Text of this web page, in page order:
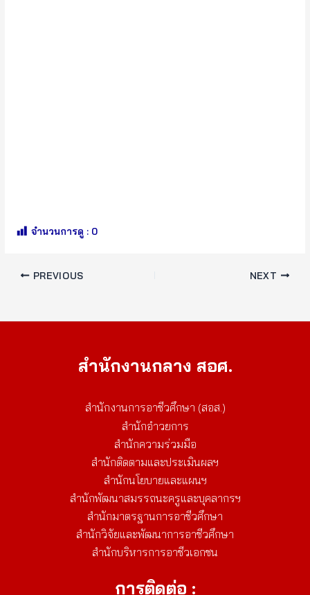
จำนวนการดู : 0
PREVIOUS NEXT
สำนักงานกลาง สอศ.
สำนักงานการอาชีวศึกษา (สอส.)
สำนักอำวยการ
สำนักความร่วมมือ
สำนักติดตามและประเมินผลฯ
สำนักนโยบายและแผนฯ
สำนักพัฒนาสมรรถนะครูและบุคลากรฯ
สำนักมาตรฐานการอาชีวศึกษา
สำนักวิจัยและพัฒนาการอาชีวศึกษา
สำนักบริหารการอาชีวเอกชน
การติดต่อ :